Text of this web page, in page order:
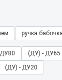
ручка бабочка
(ДУ) - ДУ65
(ДУ) - ДУ20